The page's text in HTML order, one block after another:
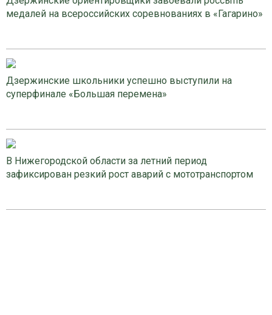
медалей на всероссийских соревнованиях в «Гагарино»
Дзержинские школьники успешно выступили на
суперфинале «Большая перемена»
В Нижегородской области за летний период
зафиксирован резкий рост аварий с мототранспортом